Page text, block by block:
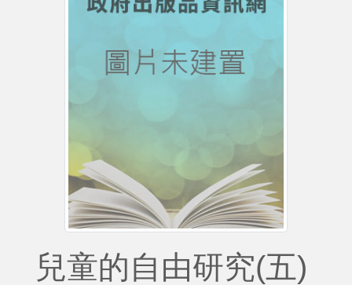
兒童的自由研究(五)